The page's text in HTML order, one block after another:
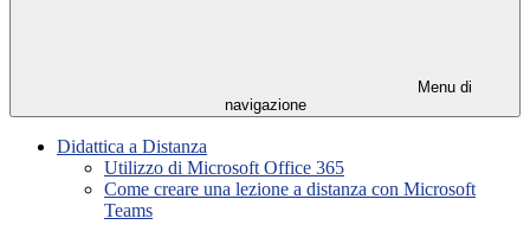
Menu di
navigazione
Didattica a Distanza
Utilizzo di Microsoft Office 365
Come creare una lezione a distanza con Microsoft
Teams